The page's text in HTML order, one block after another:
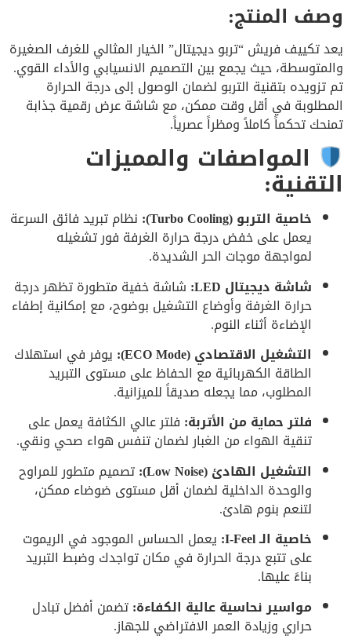
وصف المنتج:
يعد تكييف فريش “تربو ديجيتال” الخيار المثالي للغرف الصغيرة
والمتوسطة، حيث يجمع بين التصميم الانسيابي والأداء القوي.
تم تزويده بتقنية التربو لضمان الوصول إلى درجة الحرارة
المطلوبة في أقل وقت ممكن، مع شاشة عرض رقمية جذابة
تمنحك تحكماً كاملاً ومظراً عصرياً.
المواصفات والمميزات
التقنية:
خاصية التربو (Turbo Cooling): نظام تبريد فائق السرعة
يعمل على خفض درجة حرارة الغرفة فور تشغيله
لمواجهة موجات الحر الشديدة.
شاشة ديجيتال LED:
شاشة خفية متطورة تظهر درجة
حرارة الغرفة وأوضاع التشغيل بوضوح، مع إمكانية إطفاء
الإضاءة أثناء النوم.
التشغيل الاقتصادي (ECO Mode):
يوفر في استهلاك
الطاقة الكهربائية مع الحفاظ على مستوى التبريد
المطلوب، مما يجعله صديقاً للميزانية.
فلتر حماية من الأتربة: فلتر عالي الكثافة يعمل على
تنقية الهواء من الغبار لضمان تنفس هواء صحي ونقي.
التشغيل الهادئ (Low Noise):
تصميم متطور للمراوح
والوحدة الداخلية لضمان أقل مستوى ضوضاء ممكن،
لتنعم بنوم هادئ.
خاصية الـ I-Feel:
يعمل الحساس الموجود في الريموت
على تتبع درجة الحرارة في مكان تواجدك وضبط التبريد
بناءً عليها.
مواسير نحاسية عالية الكفاءة:تضمن أفضل تبادل
حراري وزيادة العمر الافتراضي للجهاز.